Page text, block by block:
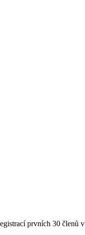
prvních 30 členů